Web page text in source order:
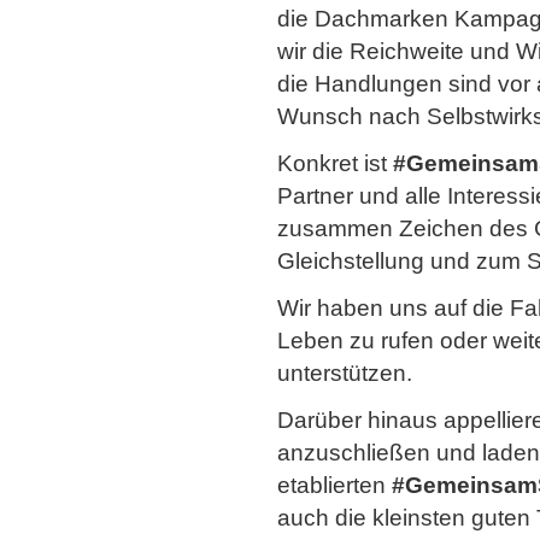
die Dachmarken
wir die Reichweite und
die Handlungen sind vor
Wunsch nach
Konkret ist
Partner und alle
zusammen Zeichen des
Gleichstellung und zum
Wir haben uns auf die
Leben zu rufen oder
unterstützen.
Darüber hinaus
anzuschließen und
etablierten
auch die kleinsten guten